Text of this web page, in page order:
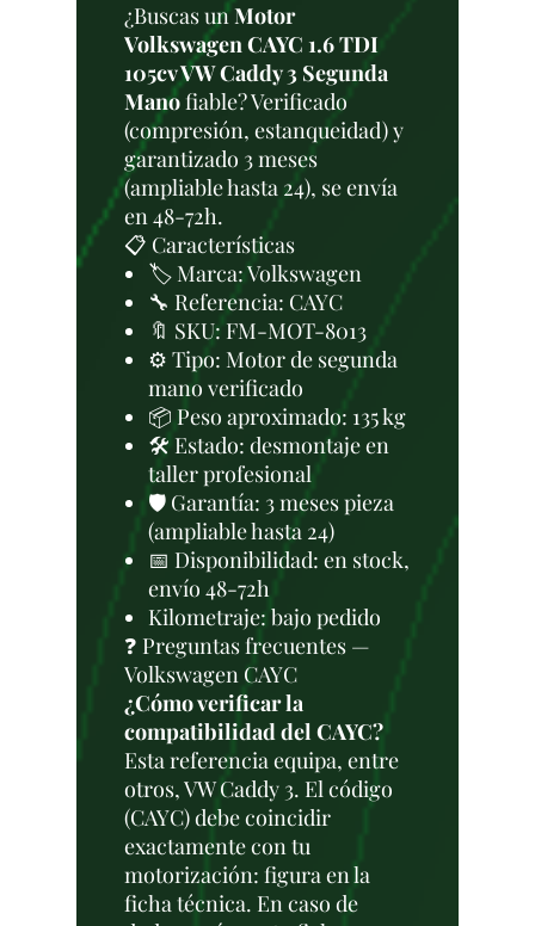
¿Buscas unMotor
Volkswagen CAYC 1.6 TDI
105cv VW Caddy 3 Segunda
Manofiable? Verificado
(compresión, estanqueidad) y
garantizado 3 meses
(ampliable hasta 24), se envía
en 48-72h.
📋 Características
🏷️ Marca: Volkswagen
🔧 Referencia: CAYC
🔖 SKU: FM-MOT-8013
⚙️ Tipo: Motor de segunda
mano verificado
📦 Peso aproximado: 135 kg
🛠 Estado: desmontaje en
taller profesional
🛡️ Garantía: 3 meses pieza
(ampliable hasta 24)
📅 Disponibilidad: en stock,
envío 48-72h
Kilometraje: bajo pedido
❓ Preguntas frecuentes —
Volkswagen CAYC
¿Cómo verificar la
compatibilidad del CAYC?
Esta referencia equipa, entre
otros, VW Caddy 3. El código
(CAYC) debe coincidir
exactamente con tu
motorización: figura en la
ficha técnica. En caso de